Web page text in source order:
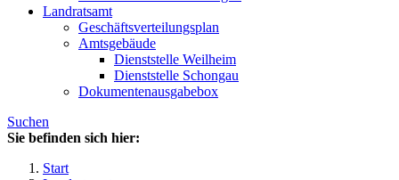
Landratsamt
Geschäftsverteilungsplan
Amtsgebäude
Dienststelle Weilheim
Dienststelle Schongau
Dokumentenausgabebox
Suchen
Sie befinden sich hier:
Start